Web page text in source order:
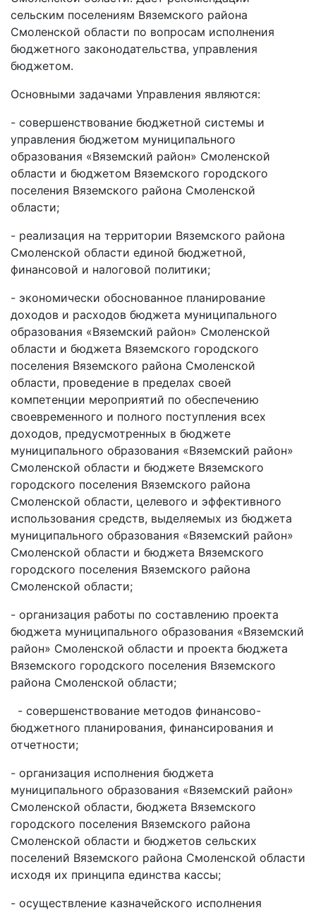
сельским поселениям Вяземского района
Смоленской области по вопросам исполнения
бюджетного законодательства, управления
бюджетом.
Основными задачами Управления являются:
- совершенствование бюджетной системы и
управления бюджетом муниципального
образования «Вяземский район» Смоленской
области и бюджетом Вяземского городского
поселения Вяземского района Смоленской
области;
- реализация на территории Вяземского района
Смоленской области единой бюджетной,
финансовой и налоговой политики;
- экономически обоснованное планирование
доходов и расходов бюджета муниципального
образования «Вяземский район» Смоленской
области и бюджета Вяземского городского
поселения Вяземского района Смоленской
области, проведение в пределах своей
компетенции мероприятий по обеспечению
своевременного и полного поступления всех
доходов, предусмотренных в бюджете
муниципального образования «Вяземский район»
Смоленской области и бюджете Вяземского
городского поселения Вяземского района
Смоленской области, целевого и эффективного
использования средств, выделяемых из бюджета
муниципального образования «Вяземский район»
Смоленской области и бюджета Вяземского
городского поселения Вяземского района
Смоленской области;
- организация работы по составлению проекта
бюджета муниципального образования «Вяземский
район» Смоленской области и проекта бюджета
Вяземского городского поселения Вяземского
района Смоленской области;
- совершенствование методов финансово-
бюджетного планирования, финансирования и
отчетности;
- организация исполнения бюджета
муниципального образования «Вяземский район»
Смоленской области, бюджета Вяземского
городского поселения Вяземского района
Смоленской области и бюджетов сельских
поселений Вяземского района Смоленской области
исходя их принципа единства кассы;
- осуществление казначейского исполнения